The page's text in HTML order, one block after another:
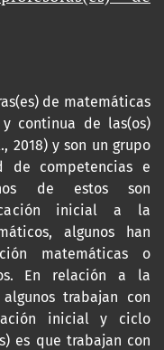
de matemáticas
continua de las(os)
2018) y son un grupo
de competencias e
de estos son
inicial a la
algunos han
matemáticas o
En relación a la
trabajan con
inicial y ciclo
es que trabajan con